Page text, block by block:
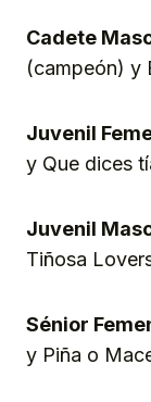
Cadete
(campeón) y
Juvenil
y Que dices
Juvenil
Tiñosa
Sénior
y Piña o